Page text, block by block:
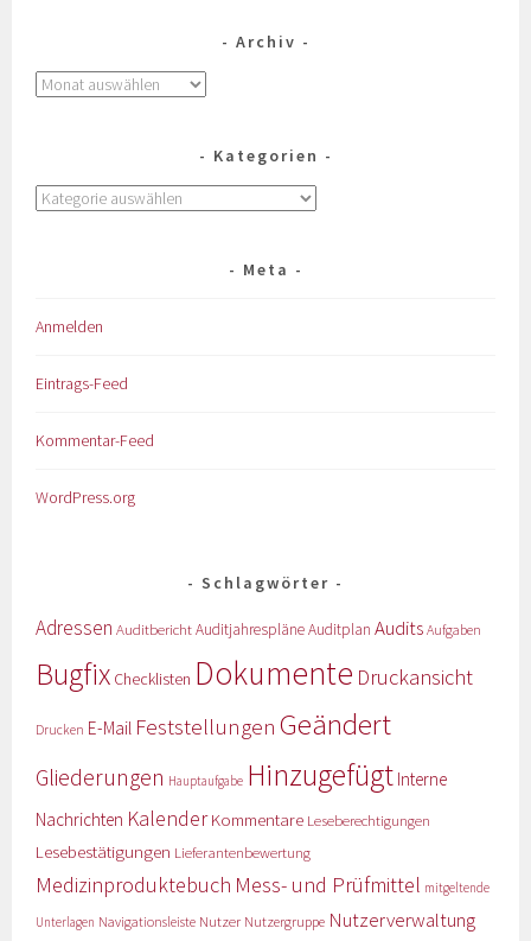
Archiv
Kategorien
Meta
Anmelden
Eintrags-Feed
Kommentar-Feed
WordPress.org
Schlagwörter
Adressen AuditberichtAuditjahrespläneAuditplan Audits Aufgaben
Bugfix Checklisten Dokumente Druckansicht
Drucken E-Mail Feststellungen Geändert
Gliederungen Hauptaufgabe Hinzugefügt Interne
Nachrichten KalenderKommentare Leseberechtigungen
Lesebestätigungen Lieferantenbewertung
Medizinproduktebuch Mess- und Prüfmittel mitgeltende
Unterlagen Navigationsleiste Nutzer Nutzergruppe Nutzerverwaltung